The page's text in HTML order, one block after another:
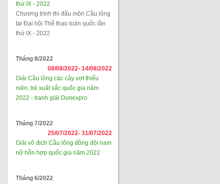
thứ IX - 2022
Chương trình thi đấu môn Cầu lông
tại Đại hội Thể thao toàn quốc lần
thứ IX - 2022
Tháng 8/2022
08/08/2022- 14/08/2022
Giải Cầu lông các cây vợt thiếu
niên, trẻ xuất sắc quốc gia năm
2022 - tranh giải Donexpro
Tháng 7/2022
25/07/2022- 31/07/2022
Giải vô địch Cầu lông đồng đội nam
nữ hỗn hợp quốc gia năm 2022
Tháng 6/2022